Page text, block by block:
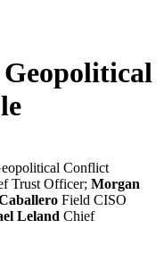
Conflict
Trust Officer; Morgan
Field CISO
Leland Chief